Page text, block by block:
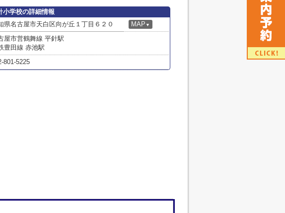
小学校の詳細情報
県名古屋市天白区向が丘１丁目６２０ MAP ▼
屋市営鶴舞線 平針駅
豊田線 赤池駅
801-5225